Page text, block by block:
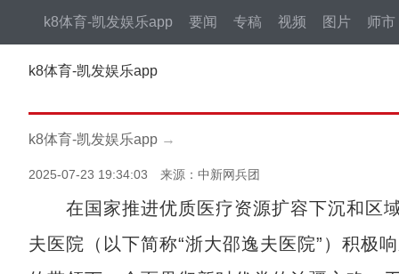
k8体育-凯发娱乐app 要闻 专稿 视频 图片 师市
k8体育-凯发娱乐app
k8体育-凯发娱乐app →
2025-07-23 19:34:03 来源：中新网兵团
在国家推进优质医疗资源扩容下沉和区
夫医院（以下简称“浙大邵逸夫医院”）积极